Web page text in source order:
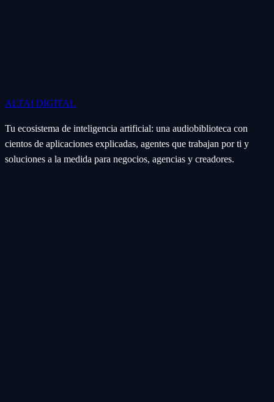
ALTAI DIGITAL
Tu ecosistema de inteligencia artificial: una audiobiblioteca con
cientos de aplicaciones explicadas, agentes que trabajan por ti y
soluciones a la medida para negocios, agencias y creadores.